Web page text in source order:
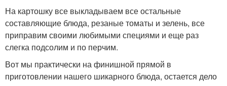
На картошку все выкладываем все остальные
составляющие блюда, резаные томаты и зелень, все
приправим своими любимыми специями и еще раз
слегка подсолим и по перчим.
Вот мы практически на финишной прямой в
приготовлении нашего шикарного блюда, остается дело